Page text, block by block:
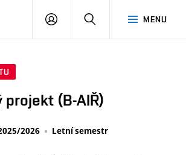
MENU
PŘIHLÁŠENÍ
projekt (B-AIŘ)
2026 Letní semestr